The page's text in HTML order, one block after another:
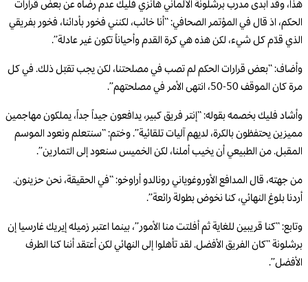
هذا، وقد أبدى مدرب برشلونة الألماني هانزي فليك عدم رضاه عن بعض قرارات
الحكم، اذ قال في المؤتمر الصحافي: “أنا خائب، لكنني فخور بأدائنا، فخور بفريقي
الذي قدّم كل شيء، لكن هذه هي كرة القدم وأحياناً تكون غير عادلة”.
وأضاف: “بعض قرارات الحكم لم تصب في مصلحتنا، لكن يجب تقبّل ذلك. في كل
مرة كان الموقف 50-50، انتهى الأمر في مصلحتهم”.
وأشاد فليك بخصمه بقوله: “إنتر فريق كبير، يدافعون جيداً جداً، يملكون مهاجمين
مميزين يحتفظون بالكرة، لديهم آليات تلقائية”. وختم: “سنتعلم ونعود الموسم
المقبل. من الطبيعي أن يخيب أملنا، لكن الخميس سنعود إلى التمارين”.
من جهته، قال المدافع الأوروغوياني رونالدو أراوخو: “في الحقيقة، نحن حزينون.
أردنا بلوغ النهائي، كنا نخوض بطولة رائعة”.
وتابع: “كنا قريبين للغاية ثم أفلتت منا الأمور”، بينما اعتبر زميله إيريك غارسيا إن
برشلونة “كان الفريق الأفضل. لقد تأهلوا إلى النهائي لكن أعتقد أننا كنا الطرف
الأفضل”.